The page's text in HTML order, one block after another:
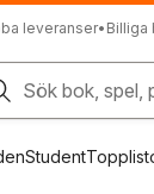
leveranser• Billiga
Sök bok, spel,
Student